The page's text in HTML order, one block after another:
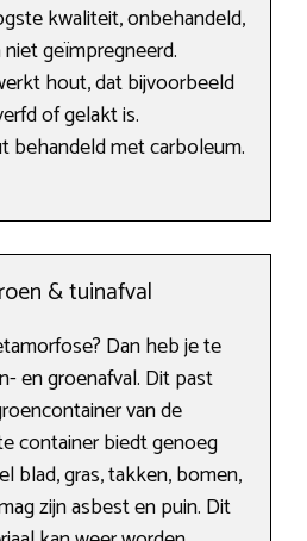
kwaliteit, onbehandeld,
geïmpregneerd.
hout, dat bijvoorbeeld
of gelakt is.
behandeld met carboleum.
& tuinafval
Dan heb je te
en groenafval. Dit past
van de
container biedt genoeg
blad, gras, takken, bomen,
zijn asbest en puin. Dit